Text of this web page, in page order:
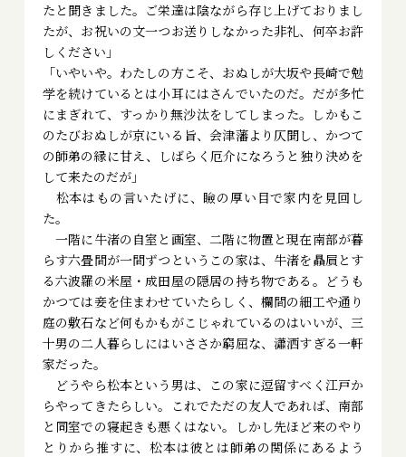
たと聞きました。ご栄達は陰ながら存じ上げておりまし
たが、お祝いの文一つお送りしなかった非礼、何卒お許
しください」
「いやいや。わたしの方こそ、おぬしが大坂や長崎で勉
学を続けているとは小耳にはさんでいたのだ。だが多忙
にまぎれて、すっかり無沙汰をしてしまった。しかもこ
のたびおぬしが京にいる旨、会津藩より仄聞し、かつて
の師弟の縁に甘え、しばらく厄介になろうと独り決めを
して来たのだが――」
松本はもの言いたげに、瞼の厚い目で家内を見回し
た。
一階に牛渚の自室と画室、二階に物置と現在南部が暮
らす六畳間が一間ずつというこの家は、牛渚を贔屓とす
る六波羅の米屋・成田屋の隠居の持ち物である。どうも
かつては妾を住まわせていたらしく、欄間の細工や通り
庭の敷石など何もかもがこじゃれているのはいいが、三
十男の二人暮らしにはいささか窮屈な、瀟洒すぎる一軒
家だった。
どうやら松本という男は、この家に逗留すべく江戸か
らやってきたらしい。これでただの友人であれば、南部
と同室での寝起きも悪くはない。しかし先ほど来のやり
とりから推すに、松本は彼とは師弟の関係にあるよう